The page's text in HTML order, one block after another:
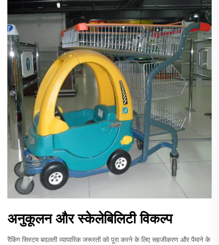
अनुकूलन और स्केलेबिलिटी विकल्प
रैकिंग सिस्टम बदलती व्यापारिक जरूरतों को पूरा करने के लिए सहजीकरण और पैमाने के